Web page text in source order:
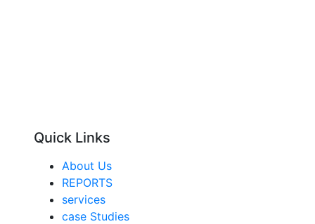
Quick Links
About Us
REPORTS
services
case Studies